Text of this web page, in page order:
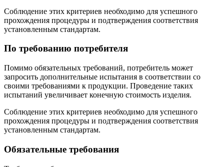
Соблюдение этих критериев необходимо для успешного
прохождения процедуры и подтверждения соответствия
установленным стандартам.
По требованию потребителя
Помимо обязательных требований, потребитель может
запросить дополнительные испытания в соответствии со
своими требованиями к продукции. Проведение таких
испытаний увеличивает конечную стоимость изделия.
Соблюдение этих критериев необходимо для успешного
прохождения процедуры и подтверждения соответствия
установленным стандартам.
Обязательные требования